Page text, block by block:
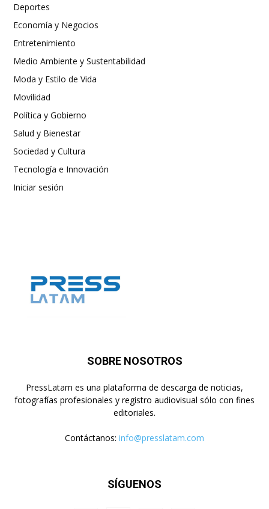
Deportes
Economía y Negocios
Entretenimiento
Medio Ambiente y Sustentabilidad
Moda y Estilo de Vida
Movilidad
Política y Gobierno
Salud y Bienestar
Sociedad y Cultura
Tecnología e Innovación
Iniciar sesión
SOBRE NOSOTROS
PressLatam es una plataforma de descarga de noticias,
fotografías profesionales y registro audiovisual sólo con fines
editoriales.
Contáctanos: info@presslatam.com
SÍGUENOS